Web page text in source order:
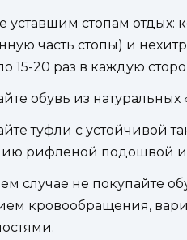
уставшим стопам отдых:
часть стопы) и
15-20 раз в каждую
обувь из
туфли с устойчивой
рифленой подошвой и
случае не покупайте
кровообращения,